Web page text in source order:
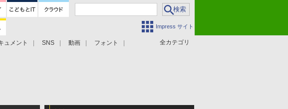
Impress サイト
全カテゴリ
ュメント SNS 動画 フォント